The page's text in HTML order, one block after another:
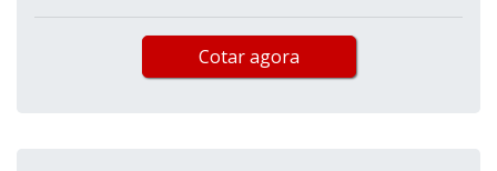
Cotar agora